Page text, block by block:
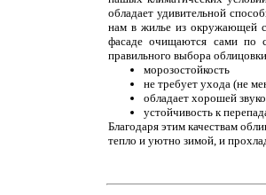
обладает удивительной
нам в жилье из окружающей
фасаде очищаются сами по
правильного выбора
морозостойкость
не требует ухода (не
обладает хорошей
устойчивость к
Благодаря этим качествам
тепло и уютно зимой, и